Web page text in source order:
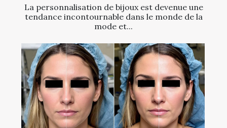
La personnalisation de bijoux est devenue une
tendance incontournable dans le monde de la
mode et...